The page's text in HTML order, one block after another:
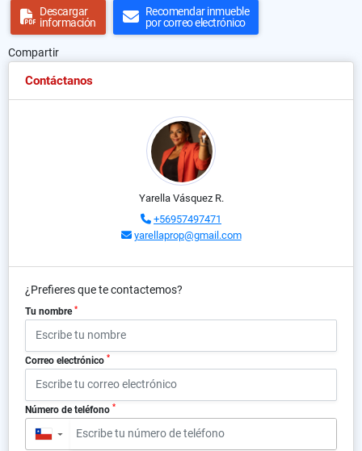
Descargar
información
Recomendar inmueble
por correo electrónico
Compartir
Contáctanos
Yarella Vásquez R.
+56957497471
yarellaprop@gmail.com
¿Prefieres que te contactemos?
Tu nombre *
Correo electrónico *
Número de teléfono *
▼